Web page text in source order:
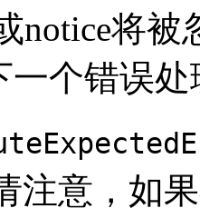
notice将
一个错误处
注意，如